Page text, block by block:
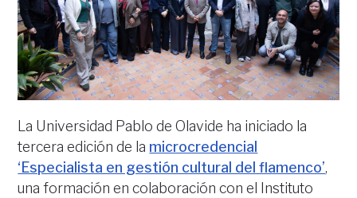
La Universidad Pablo de Olavide ha iniciado la
tercera edición de la microcredencial
‘Especialista en gestión cultural del flamenco’,
una formación en colaboración con el Instituto